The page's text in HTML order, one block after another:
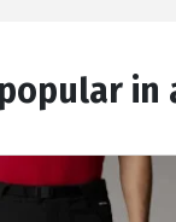
in